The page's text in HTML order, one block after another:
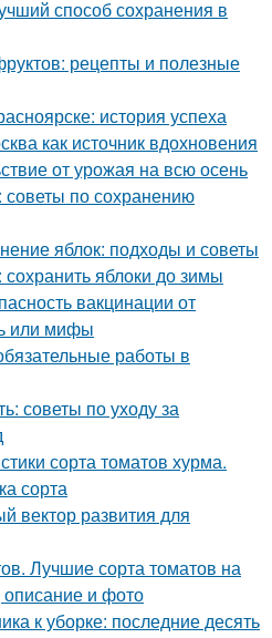
способ сохранения в
рецепты и полезные
история успеха
как источник вдохновения
от урожая на всю осень
по сохранению
яблок: подходы и советы
яблоки до зимы
вакцинации от
или мифы
работы в
советы по уходу за
сорта томатов хурма.
сорта
вектор развития для
Лучшие сорта томатов на
описание и фото
к уборке: последние десять